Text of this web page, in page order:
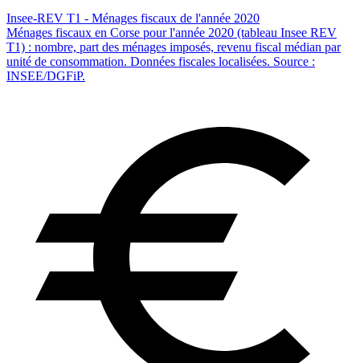
Insee-REV T1 - Ménages fiscaux de l'année 2020
Ménages fiscaux en Corse pour l'année 2020 (tableau Insee REV
T1) : nombre, part des ménages imposés, revenu fiscal médian par
unité de consommation. Données fiscales localisées. Source :
INSEE/DGFiP.